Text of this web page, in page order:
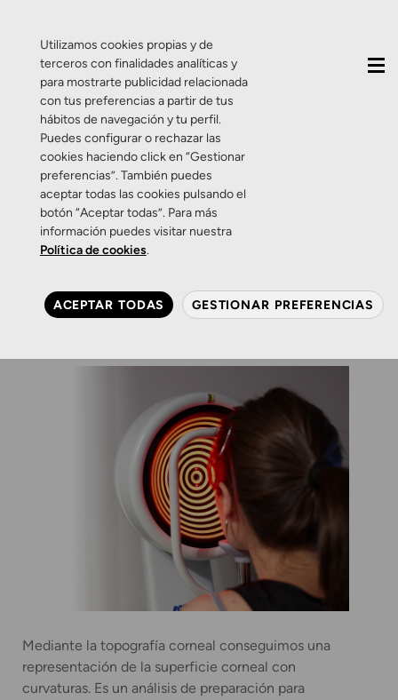
Etiqueta:topografia
Salud Visual Zamarripa
Topografía corneal, el mapa
15 DE ENERO DE 2014
0 COMENTARIOS
Mediante la topografía corneal conseguimos una
representación de la superficie corneal con
curvaturas. Es un análisis de preparación para
Utilizamos cookies propias y de
terceros con finalidades analíticas y
para mostrarte publicidad relacionada
con tus preferencias a partir de tus
hábitos de navegación y tu perfil.
Puedes configurar o rechazar las
cookies haciendo click en “Gestionar
preferencias”. También puedes
aceptar todas las cookies pulsando el
botón “Aceptar todas”. Para más
información puedes visitar nuestra
Política de cookies.
ACEPTAR TODAS GESTIONAR PREFERENCIAS